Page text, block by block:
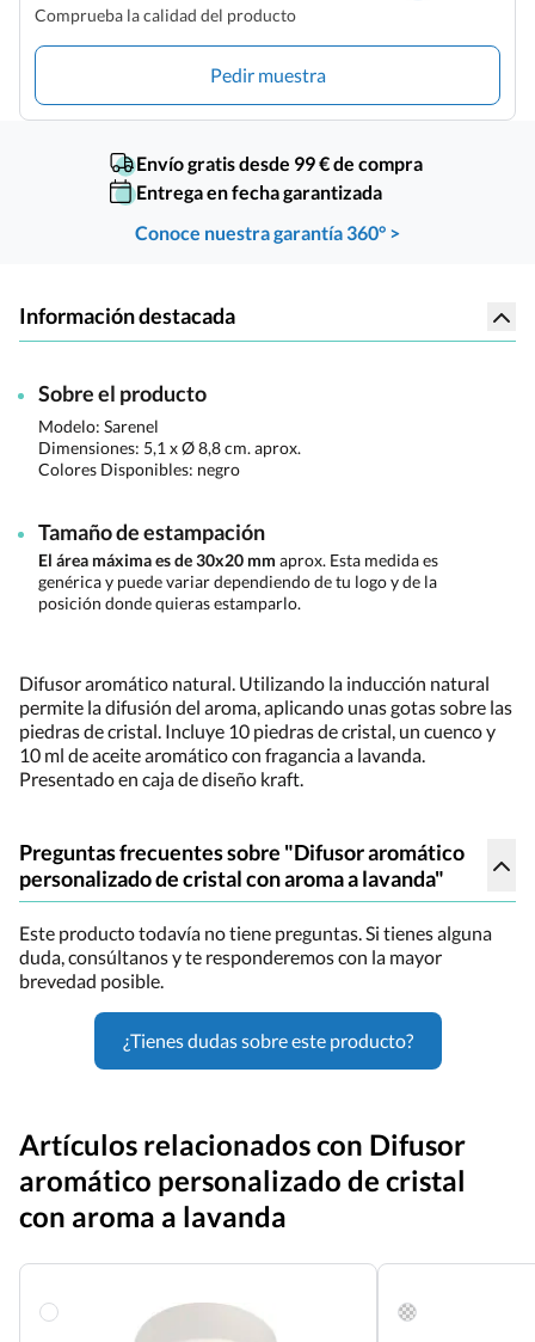
Comprueba la calidad del producto
Pedir muestra
Envío gratis desde 99 € de compra
Entrega en fecha garantizada
Conoce nuestra garantía 360° >
Información destacada
Sobre el producto
Modelo: Sarenel
Dimensiones: 5,1 x Ø 8,8 cm. aprox.
Colores Disponibles: negro
Tamaño de estampación
El área máxima es de 30x20 mm aprox. Esta medida es
genérica y puede variar dependiendo de tu logo y de la
posición donde quieras estamparlo.
Difusor aromático natural. Utilizando la inducción natural
permite la difusión del aroma, aplicando unas gotas sobre las
piedras de cristal. Incluye 10 piedras de cristal, un cuenco y
10 ml de aceite aromático con fragancia a lavanda.
Presentado en caja de diseño kraft.
Preguntas frecuentes sobre "Difusor aromático
personalizado de cristal con aroma a lavanda"
Este producto todavía no tiene preguntas. Si tienes alguna
duda, consúltanos y te responderemos con la mayor
brevedad posible.
¿Tienes dudas sobre este producto?
Artículos relacionados con Difusor
aromático personalizado de cristal
con aroma a lavanda